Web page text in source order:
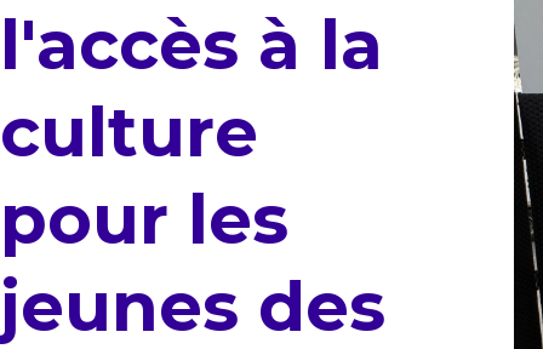
l'accès à la
culture
pour les
jeunes des